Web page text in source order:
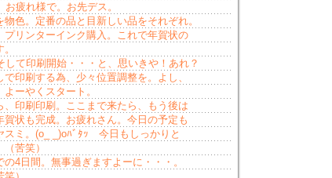
疲れ様で。お先デス。
色。定番の品と目新しい品をそれぞれ。
プリンターインク購入。これで年賀状の
て印刷開始・・・と、思いきや！あれ？
印刷する為、少々位置調整を。よし、
ーやくスタート。
印刷印刷。ここまで来たら、もう後は
賀状も完成。お疲れさん。今日の予定も
スミ。(o_ _)oﾊﾞﾀｯ 今日もしっかりと
苦笑）
4日間。無事過ぎますよーに・・・。